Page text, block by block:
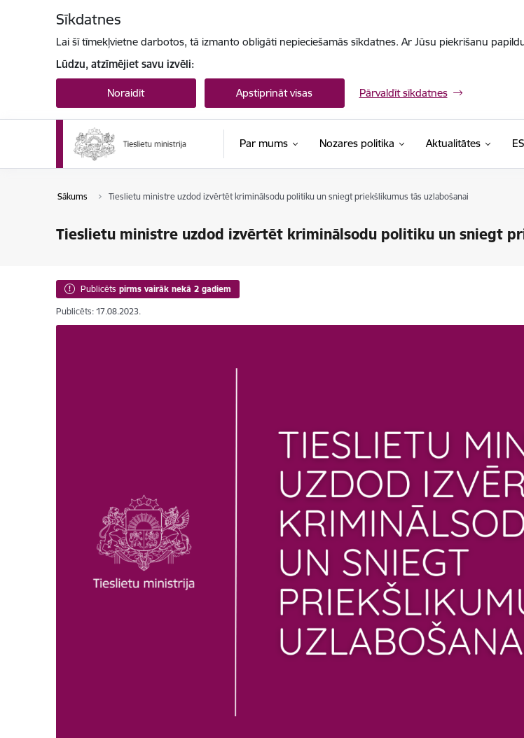
Sīkdatnes
Lai šī tīmekļvietne darbotos, tā izmanto obligāti nepieciešamās sīkdatnes. Ar Jūsu piekrišanu
Lūdzu, atzīmējiet savu izvēli:
Noraidīt Apstiprināt visas Pārvaldīt sīkdatnes
Par mums Nozares politika Aktualitātes
Sākums Tieslietu ministre uzdod izvērtēt kriminālsodu politiku un sniegt priekšlikumus tās uzlabošanai
Tieslietu ministre uzdod izvērtēt kriminālsodu politiku un sniegt
Publicēts pirms vairāk nekā 2 gadiem
Publicēts: 17.08.2023.